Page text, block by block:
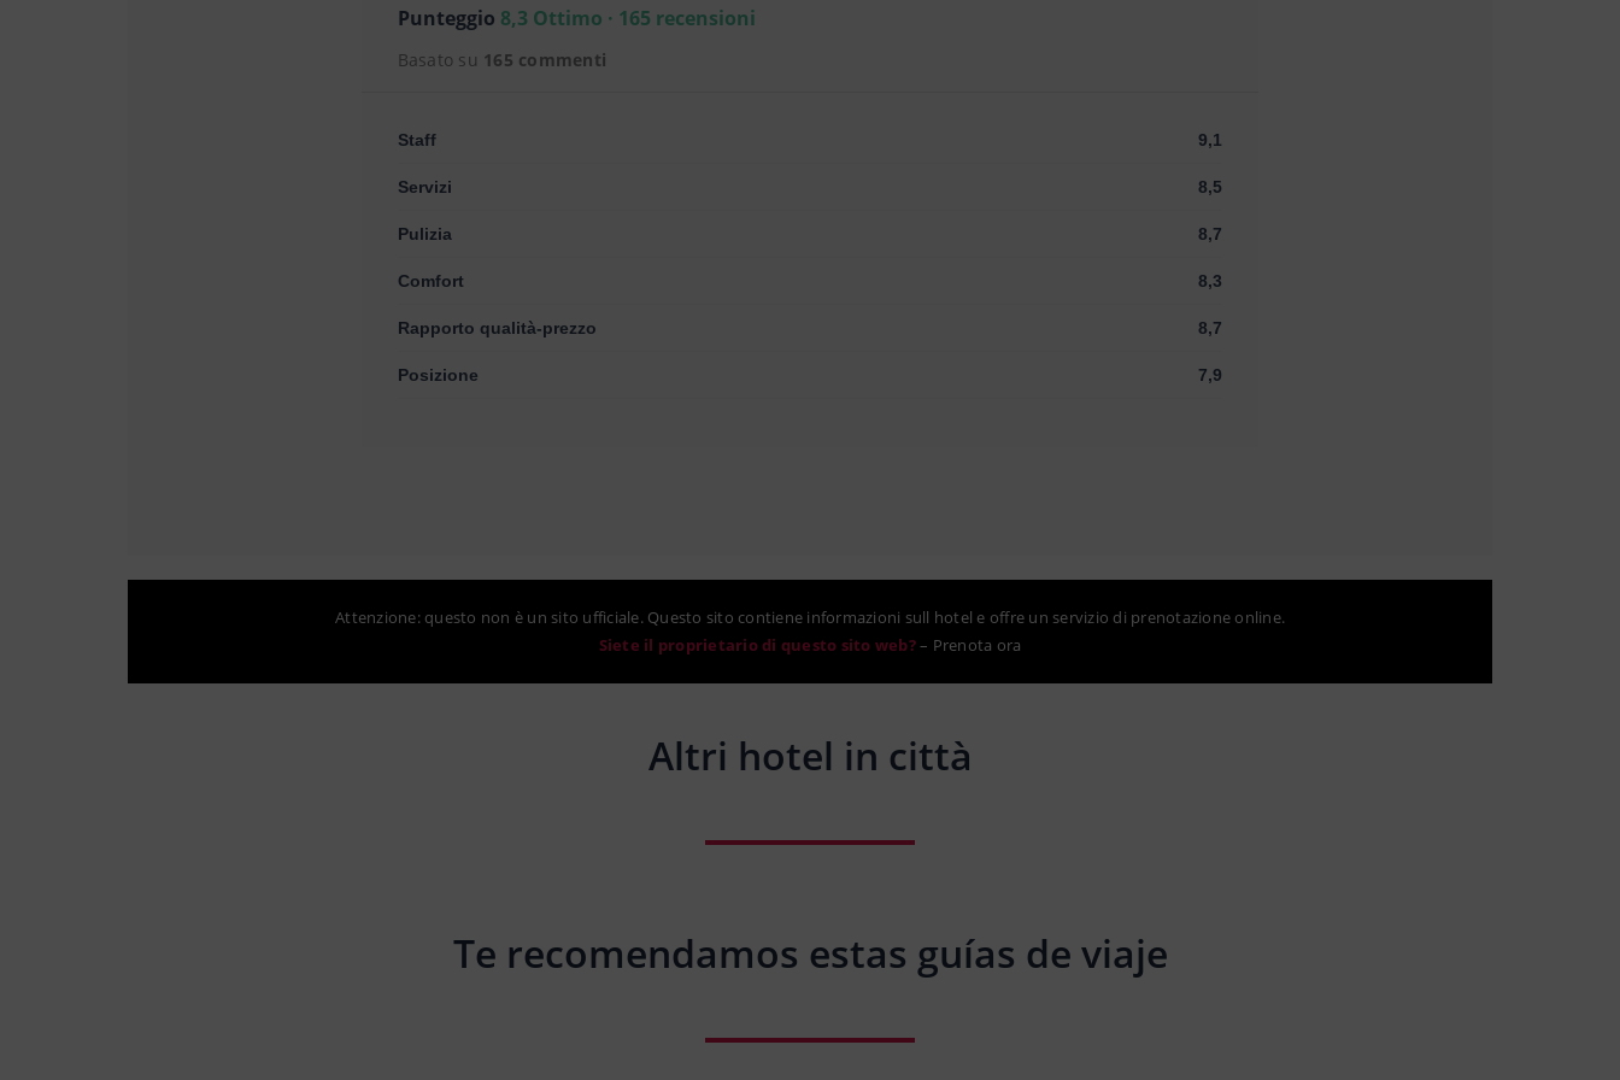
Punteggio 8,3 Ottimo · 165 recensioni
Basato su 165 commenti
Staff 9,1
Servizi 8,5
Pulizia 8,7
Comfort 8,3
Rapporto qualità-prezzo 8,7
Posizione 7,9
Attenzione: questo non è un sito ufficiale. Questo sito contiene informazioni sull hotel e offre un servizio di prenotazione online.
Siete il proprietario di questo sito web?– Prenota ora
Altri hotel in città
Te recomendamos estas guías de viaje